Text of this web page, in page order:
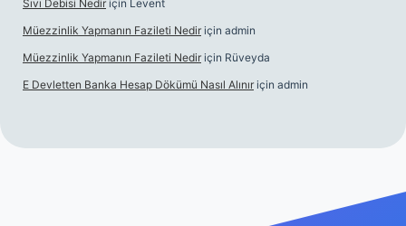
Sıvı Debisi Nedir için Levent
Müezzinlik Yapmanın Fazileti Nedir için admin
Müezzinlik Yapmanın Fazileti Nedir için Rüveyda
E Devletten Banka Hesap Dökümü Nasıl Alınır için admin